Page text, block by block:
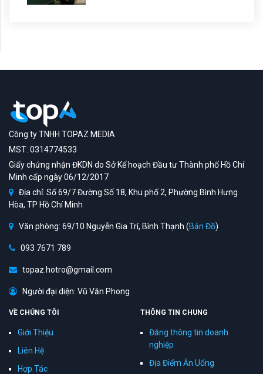
Công ty TNHH TOPAZ MEDIA
MST: 0314774533
Giấy chứng nhận ĐKDN do Sở Kế hoạch Đầu tư Thành phố Hồ Chí
Minh cấp ngày 06/12/2017
Địa chỉ: Số 69/7 Đường Số 18, Khu phố 2, Phường Bình Hưng
Hòa, TP Hồ Chí Minh
Văn phòng: 69/10 Nguyễn Gia Trí, Bình Thạnh (Bản Đồ)
093 7671 789
topaz.hotro@gmail.com
Người đại diện: Vũ Văn Phong
VỀ CHÚNG TÔI
Giới Thiệu
Liên Hệ
Hợp Tác
THÔNG TIN CHUNG
Đăng thông tin doanh
nghiệp
Địa Điểm Ăn Uống